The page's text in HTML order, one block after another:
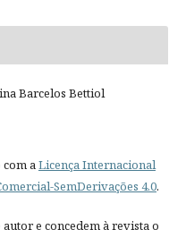
Barcelos Bettiol
aLicença Internacional
SemDerivações 4.0.
e concedem à revista o